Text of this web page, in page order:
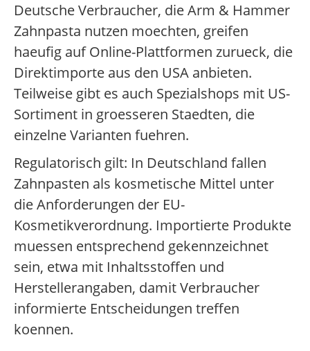
Deutsche Verbraucher, die Arm & Hammer
Zahnpasta nutzen moechten, greifen
haeufig auf Online-Plattformen zurueck, die
Direktimporte aus den USA anbieten.
Teilweise gibt es auch Spezialshops mit US-
Sortiment in groesseren Staedten, die
einzelne Varianten fuehren.
Regulatorisch gilt: In Deutschland fallen
Zahnpasten als kosmetische Mittel unter
die Anforderungen der EU-
Kosmetikverordnung. Importierte Produkte
muessen entsprechend gekennzeichnet
sein, etwa mit Inhaltsstoffen und
Herstellerangaben, damit Verbraucher
informierte Entscheidungen treffen
koennen.